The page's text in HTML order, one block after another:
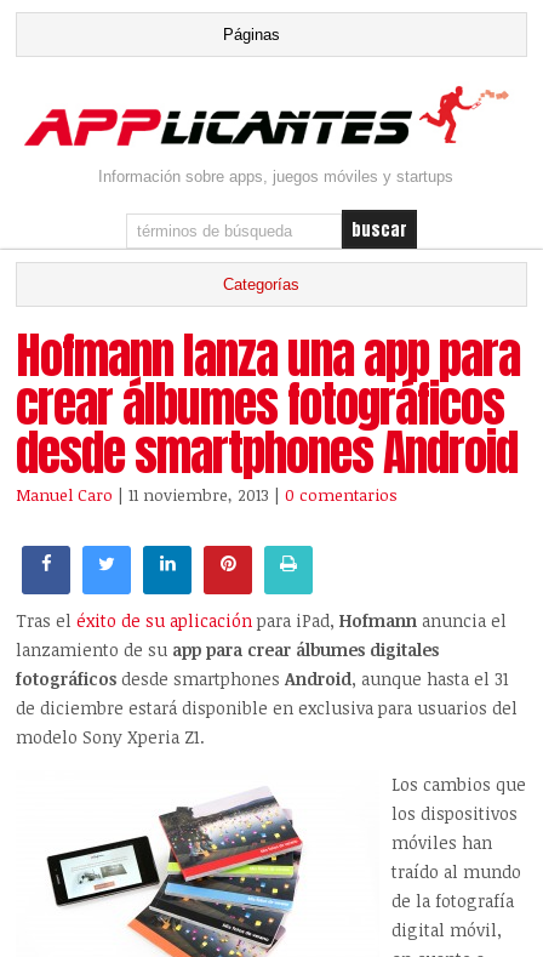
Información sobre apps, juegos móviles y startups
Hofmann lanza una app para
crear álbumes fotográficos
desde smartphones Android
Manuel Caro | 11 noviembre, 2013 |0 comentarios
Tras eléxito de su aplicaciónpara iPad,Hofmann anuncia el
lanzamiento de su app para crear álbumes digitales
fotográficos desde smartphonesAndroid, aunque hasta el 31
de diciembre estará disponible en exclusiva para usuarios del
modelo Sony Xperia Z1.
Los cambios que
los dispositivos
móviles han
traído al mundo
de la fotografía
digital móvil,